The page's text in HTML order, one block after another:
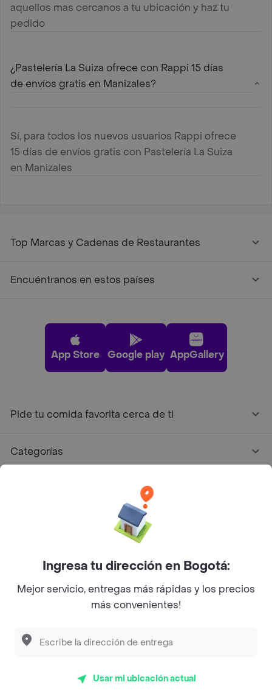
Descubre las PROMOCIONES que tenemos
aquellos mas cercanos a tu ubicación y haz tu
pedido
¿Pastelería La Suiza ofrece con Rappi 15 días
de envíos gratis en Manizales?
Sí, para todos los nuevos usuarios Rappi ofrece
15 días de envíos gratis con Pastelería La Suiza
en Manizales
Top Marcas y Cadenas de Restaurantes
Encuéntranos en estos países
App Store Google play AppGallery
Pide tu comida favorita cerca de ti
Categorías
Facebook
Twitter
Instagram
©2026Rappi Inc. All rights reserved.
Ingresa tu dirección en Bogotá:
Mejor servicio, entregas más rápidas y los precios
más convenientes!
Usar mi ubicación actual